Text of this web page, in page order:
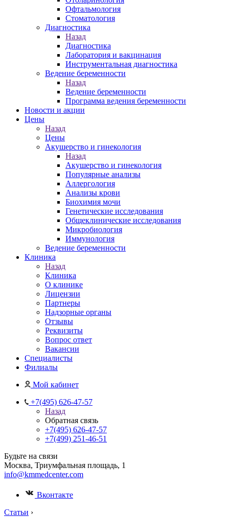
Офтальмология
Стоматология
Диагностика
Назад
Диагностика
Лаборатория и вакцинация
Инструментальная диагностика
Ведение беременности
Назад
Ведение беременности
Программа ведения беременности
Новости и акции
Цены
Назад
Цены
Акушерство и гинекология
Назад
Акушерство и гинекология
Популярные анализы
Аллергология
Анализы крови
Биохимия мочи
Генетические исследования
Общеклинические исследования
Микробиология
Иммунология
Ведение беременности
Клиника
Назад
Клиника
О клинике
Лицензии
Партнеры
Надзорные органы
Отзывы
Реквизиты
Вопрос ответ
Вакансии
Специалисты
Филиалы
Мой кабинет
+7(495) 626-47-57
Назад
Обратная связь
+7(495) 626-47-57
+7(499) 251-46-51
Будьте на связи
Москва, Триумфальная площадь, 1
info@kmmedcenter.com
Вконтакте
Статьи ›